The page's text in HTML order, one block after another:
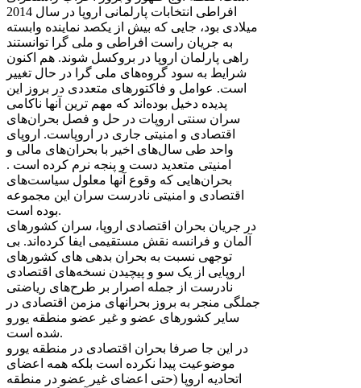
افراطی انتخابات پارلمانی اروپا در سال 2014
میلادی بود، جایی که بیش از یکصد نماینده وابسته
به جریان راست افراطی و ملی گرا توانستند
راهی پارلمان اروپا در بروکسل شوند. هم اکنون
شرایط به سود گروه‌های ملی گرا در حال تغییر
است. عوامل و فاکتورهای متعددی در بروز این
پدیده دخیل بوده‌اند که مهم ترین آنها ناکامی
سران سنتی اروپات در حل و فصل بحران‌های
اقتصادی و امنیتی جاری در اروپاست. اروپای
واحد طی سال‌های اخیر با بحران‌های مالی و
امنیتی متعدید دست و پنجه نرم کرده است .
بحران‌هایی که وقوع آنها معلول سیاست‌های
اقتصادی و امنیتی نادرست سران این مجموعه
بوده است.
در جریان بحران اقتصادی اروپا، سران کشورهای
آلمان و فرانسه نقش مستقیمی ایفا کرده‌اند. بی
توجهی نسبت به بحران بدهی های کشورهای
اروپایی از یک سو و پیچیدن نسخه‌های اقتصادی
نادرست از جمله اصرار بر طرح‌های ریاضتی
جملگی منجر به بروز بحرانهای مزمن اقتصادی در
سایر کشورهای عضو و غیر عضو منطقه یورو
شده است.
در این جا صرفا بحران اقتصادی در منطقه یورو
موضوعیت پیدا نکرده است بلکه همه اعضای
اتحادیه اروپا (حتی اعضای غیر عضو در منطقه